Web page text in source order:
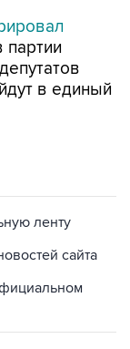
в единый
ленту
сайта